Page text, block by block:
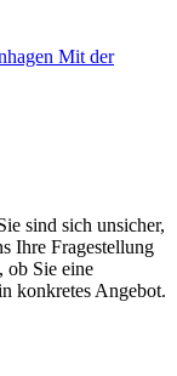
Mit der
sind sich unsicher,
Ihre Fragestellung
ob Sie eine
konkretes Angebot.